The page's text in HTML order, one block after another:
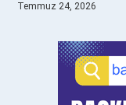
Temmuz 24, 2026